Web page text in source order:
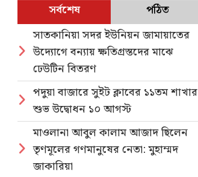
সর্বশেষ
পঠিত
সাতকানিয়া সদর ইউনিয়ন জামায়াতের
উদ্যোগে বন্যায় ক্ষতিগ্রস্তদের মাঝে
ঢেউটিন বিতরণ
পদুয়া বাজারে সুইট ক্লাবের ১১তম শাখার
শুভ উদ্বোধন ১০ আগস্ট
মাওলানা আবুল কালাম আজাদ ছিলেন
তৃণমূলের গণমানুষের নেতা: মুহাম্মদ
জাকারিয়া